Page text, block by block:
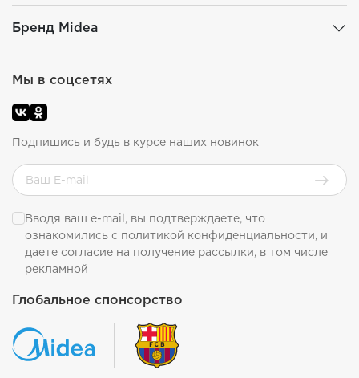
Бренд Midea
Глобальное спонсорство
Мы в соцсетях
Подпишись и будь в курсе наших новинок
Вводя ваш e-mail, вы подтверждаете, что
ознакомились с политикой конфиденциальности, и
даете согласие на получение рассылки, в том числе
рекламной